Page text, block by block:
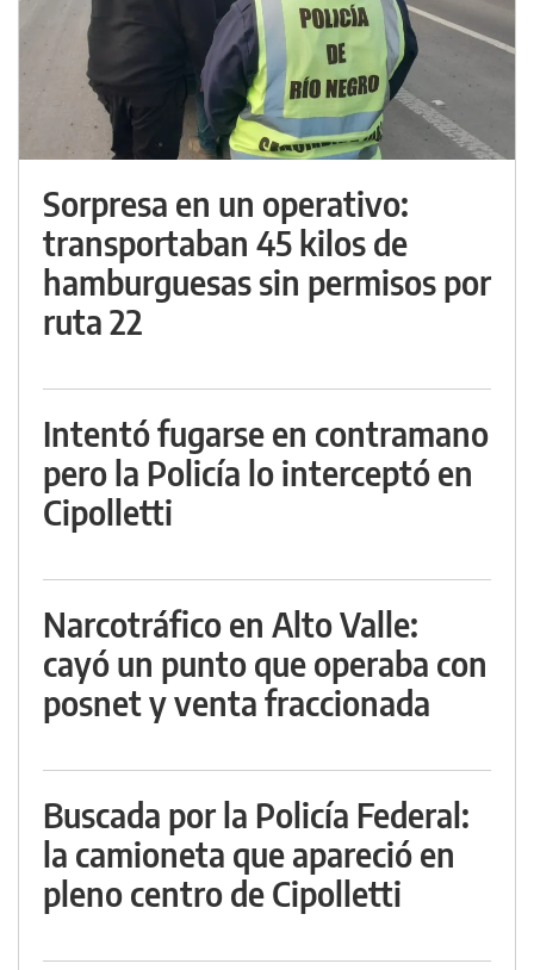
Sorpresa en un operativo:
transportaban 45 kilos de
hamburguesas sin permisos por
ruta 22
Intentó fugarse en contramano
pero la Policía lo interceptó en
Cipolletti
Narcotráfico en Alto Valle:
cayó un punto que operaba con
posnet y venta fraccionada
Buscada por la Policía Federal:
la camioneta que apareció en
pleno centro de Cipolletti